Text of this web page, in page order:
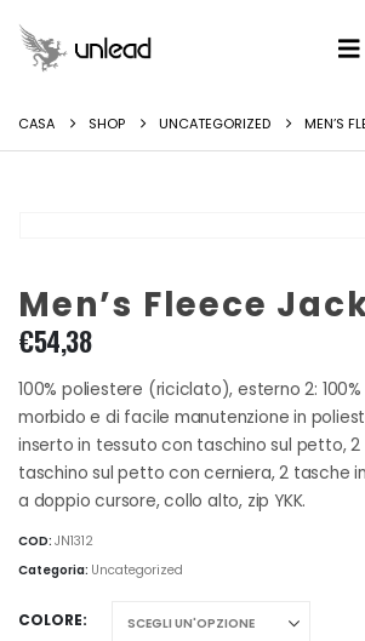
CASA SHOP UNCATEGORIZED MEN’S
Men’s Fleece
€54,38
100% poliestere (riciclato), esterno 2:
morbido e di facile manutenzione in
inserto in tessuto con taschino sul petto, 2
taschino sul petto con cerniera, 2 tasche
a doppio cursore, collo alto, zip YKK.
COD: JN1312
Categoria: Uncategorized
COLORE